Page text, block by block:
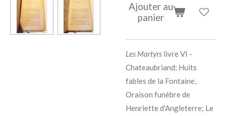
Ajouter au
panier
Les Martyrs livre VI -
Chateaubriand; Huits
fables de la Fontaine,
Oraison funèbre de
Henriette d'Angleterre; Le